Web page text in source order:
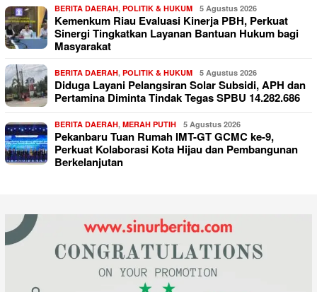
BERITA DAERAH, POLITIK & HUKUM 5 Agustus 2026
Kemenkum Riau Evaluasi Kinerja PBH, Perkuat
Sinergi Tingkatkan Layanan Bantuan Hukum bagi
Masyarakat
BERITA DAERAH, POLITIK & HUKUM 5 Agustus 2026
Diduga Layani Pelangsiran Solar Subsidi, APH dan
Pertamina Diminta Tindak Tegas SPBU 14.282.686
BERITA DAERAH, MERAH PUTIH 5 Agustus 2026
Pekanbaru Tuan Rumah IMT-GT GCMC ke-9,
Perkuat Kolaborasi Kota Hijau dan Pembangunan
Berkelanjutan